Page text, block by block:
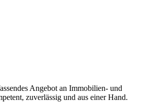
Angebot an Immobilien- und
zuverlässig und aus einer Hand.